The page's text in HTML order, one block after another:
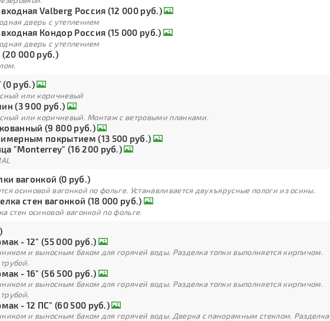
Valberg Россия (12 000 руб.)
дверь с утеплением
Кондор Россия (15 000 руб.)
дверь с утеплением
000 руб.)
(0 руб.)
или коричневый
(3 900 руб.)
или коричневый. Монтаж с ветровыми планками.
(9 800 руб.)
покрытием (13 500 руб.)
"Monterrey" (16 200 руб.)
вагонкой (0 руб.)
осиновой вагонкой по фольге. Устанавливается двухъярусные пологи из осины.
стен вагонкой (18 000 руб.)
стен осиновой вагонкой по фольге.
- 12" (55 000 руб.)
и выносным баком для горячей воды. Разделка топки выполняется кирпичом.
- 16" (56 500 руб.)
и выносным баком для горячей воды. Разделка топки выполняется кирпичом.
- 12 ПС" (60 500 руб.)
и выносным баком для горячей воды. Дверка с панорамным стеклом. Разделка